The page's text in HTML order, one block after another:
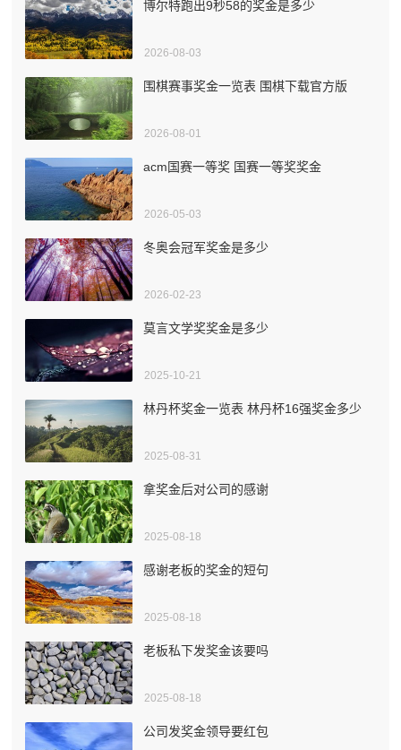
博尔特跑出9秒58的奖金是多少
2026-08-03
围棋赛事奖金一览表 围棋下载官方版
2026-08-01
acm国赛一等奖 国赛一等奖奖金
2026-05-03
冬奥会冠军奖金是多少
2026-02-23
莫言文学奖奖金是多少
2025-10-21
林丹杯奖金一览表 林丹杯16强奖金多少
2025-08-31
拿奖金后对公司的感谢
2025-08-18
感谢老板的奖金的短句
2025-08-18
老板私下发奖金该要吗
2025-08-18
公司发奖金领导要红包